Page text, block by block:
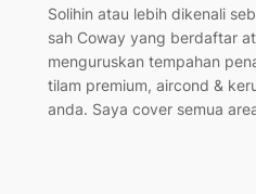
Solihin atau lebih dikenali
sah Coway yang berdaftar
menguruskan tempahan
tilam premium, aircond &
anda. Saya cover semua